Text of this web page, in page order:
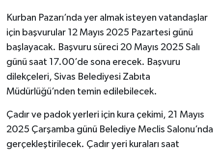
Kurban Pazarı’nda yer almak isteyen vatandaşlar
için başvurular 12 Mayıs 2025 Pazartesi günü
başlayacak. Başvuru süreci 20 Mayıs 2025 Salı
günü saat 17.00’de sona erecek. Başvuru
dilekçeleri, Sivas Belediyesi Zabıta
Müdürlüğü’nden temin edilebilecek.
Çadır ve padok yerleri için kura çekimi, 21 Mayıs
2025 Çarşamba günü Belediye Meclis Salonu’nda
gerçekleştirilecek. Çadır yeri kuraları saat